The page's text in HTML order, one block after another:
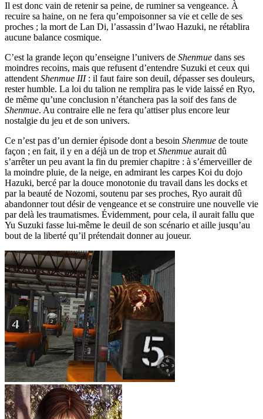
Il est donc vain de retenir sa peine, de ruminer sa vengeance. À
recuire sa haine, on ne fera qu’empoisonner sa vie et celle de ses
proches ; la mort de Lan Di, l’assassin d’Iwao Hazuki, ne rétablira
aucune balance cosmique.
C’est la grande leçon qu’enseigne l’univers de Shenmue dans ses
moindres recoins, mais que refusent d’entendre Suzuki et ceux qui
attendent Shenmue III: il faut faire son deuil, dépasser ses douleurs,
rester humble. La loi du talion ne remplira pas le vide laissé en Ryo,
de même qu’une conclusion n’étanchera pas la soif des fans de
Shenmue. Au contraire elle ne fera qu’attiser plus encore leur
nostalgie du jeu et de son univers.
Ce n’est pas d’un dernier épisode dont a besoin Shenmue de toute
façon ; en fait, il y en a déjà un de trop et Shenmue aurait dû
s’arrêter un peu avant la fin du premier chapitre : à s’émerveiller de
la moindre pluie, de la neige, en admirant les carpes Koi du dojo
Hazuki, bercé par la douce monotonie du travail dans les docks et
par la beauté de Nozomi, soutenu par ses proches, Ryo aurait dû
abandonner tout désir de vengeance et se construire une nouvelle vie
par delà les traumatismes. Évidemment, pour cela, il aurait fallu que
Yu Suzuki fasse lui-même le deuil de son scénario et aille jusqu’au
bout de la liberté qu’il prétendait donner au joueur.